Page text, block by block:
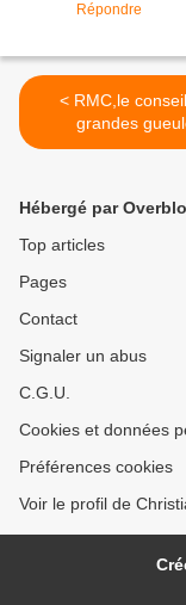
Répondre
< RMC,le conseil des
grandes
Hébergé par
Top articles
Pages
Contact
Signaler un abus
C.G.U.
Cookies et données
Préférences cookies
Voir le profil de